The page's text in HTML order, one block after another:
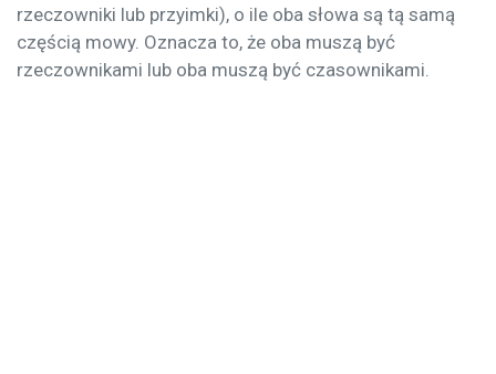
rzeczowniki lub przyimki), o ile oba słowa są tą samą
częścią mowy. Oznacza to, że oba muszą być
rzeczownikami lub oba muszą być czasownikami.